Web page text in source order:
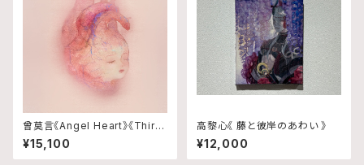
曾莫言《Angel Heart》《Third
Eye》のセット
¥15,100
高黎心《 藤と彼岸のあわい 》
¥12,000